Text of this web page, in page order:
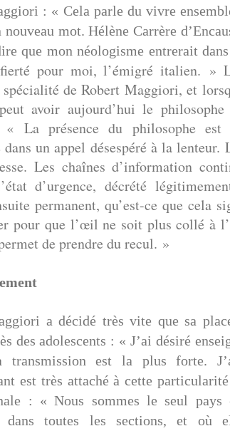
: « Cela parle du vivre
nouveau mot. Hélène Carrère
que mon néologisme entrerait
pour moi, l’émigré italien. »
de Robert Maggiori, et
avoir aujourd’hui le
La présence du philosophe est
dans un appel désespéré à la lenteur.
Les chaînes d’information
d’urgence, décrété
permanent, qu’est-ce que cela
pour que l’œil ne soit plus collé à
de prendre du recul. »
a décidé très vite que sa
des adolescents : « J’ai désiré
est la plus forte.
est très attaché à cette
: « Nous sommes le seul pays
dans toutes les sections, et où